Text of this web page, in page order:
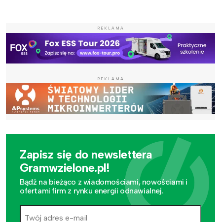
REKLAMA
REKLAMA
Zapisz się do newslettera
Gramwzielone.pl!
Bądź na bieżąco z wiadomościami, nowościami i
ofertami firm z rynku energii odnawialnej.